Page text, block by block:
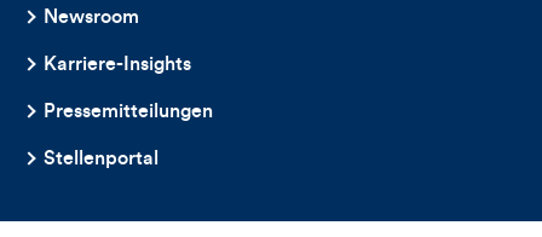
Newsroom
Karriere-Insights
Pressemitteilungen
Stellenportal